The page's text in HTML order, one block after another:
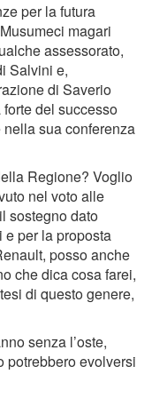
per la futura
magari
assessorato,
Salvini e,
di Saverio
del successo
sua conferenza
Regione? Voglio
nel voto alle
sostegno dato
e per la proposta
posso anche
che dica cosa farei,
di questo genere,
senza l’oste,
potrebbero evolversi